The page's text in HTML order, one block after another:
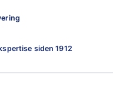
siden 1912